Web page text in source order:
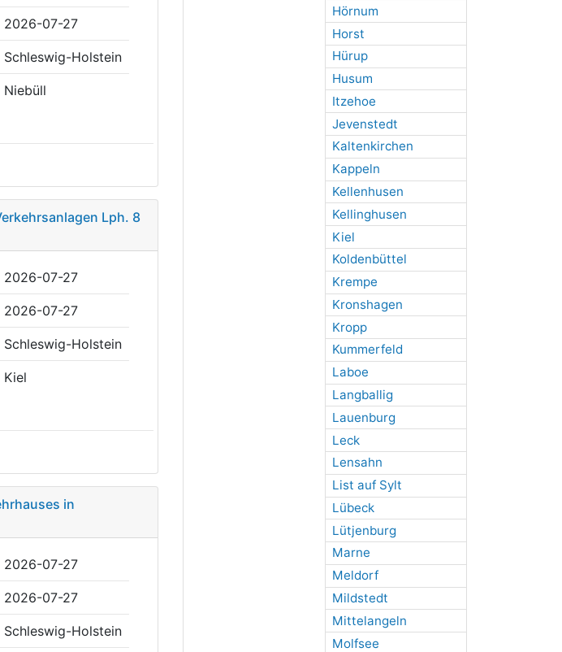
Hörnum
Horst
Hürup
Husum
Itzehoe
Jevenstedt
Kaltenkirchen
Kappeln
Kellenhusen
Kellinghusen
Kiel
Koldenbüttel
Krempe
Kronshagen
Kropp
Kummerfeld
Laboe
Langballig
Lauenburg
Leck
Lensahn
List auf Sylt
Lübeck
Lütjenburg
Marne
Meldorf
Mildstedt
Mittelangeln
Molfsee
2026-07-27
Schleswig-Holstein
Niebüll
Lph. 8
2026-07-27
2026-07-27
Schleswig-Holstein
Kiel
in
2026-07-27
2026-07-27
Schleswig-Holstein